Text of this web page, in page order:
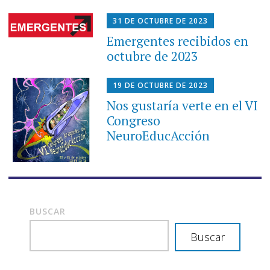
31 DE OCTUBRE DE 2023
Emergentes recibidos en
octubre de 2023
19 DE OCTUBRE DE 2023
Nos gustaría verte en el VI
Congreso
NeuroEducAcción
BUSCAR
Buscar